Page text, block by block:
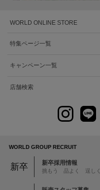
WORLD ONLINE STORE
特集ページ一覧
キャンペーン一覧
店舗検索
WORLD GROUP RECRUIT
新卒 新卒採用情報
挑もう 品よく 逞しく